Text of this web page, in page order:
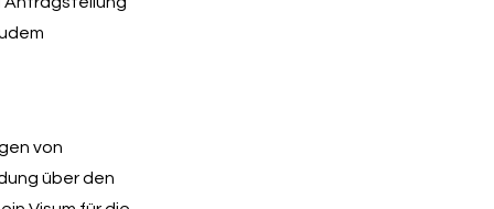
von
über den